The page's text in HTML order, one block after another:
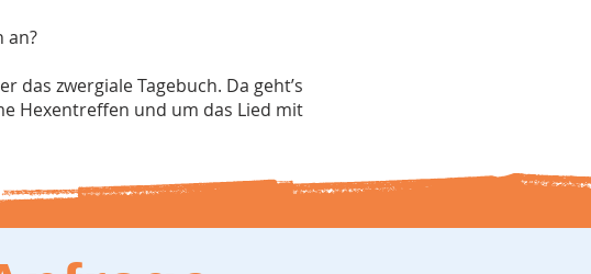
an?
zwergiale Tagebuch. Da geht’s
Hexentreffen und um das Lied mit